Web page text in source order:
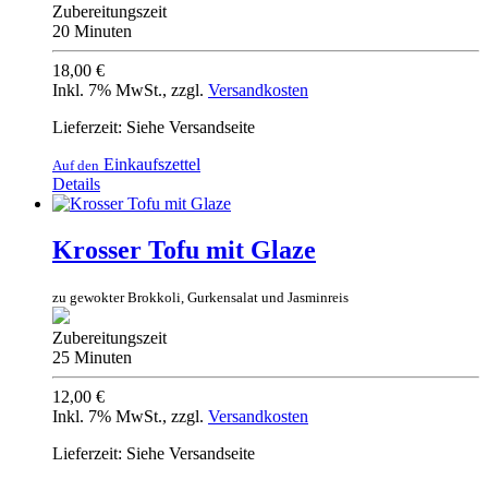
Zubereitungszeit
20 Minuten
18,00 €
Inkl. 7% MwSt., zzgl. Versandkosten
Lieferzeit: Siehe Versandseite
Auf den Einkaufszettel
Details
Krosser Tofu mit Glaze
zu gewokter Brokkoli, Gurkensalat und Jasminreis
Zubereitungszeit
25 Minuten
12,00 €
Inkl. 7% MwSt., zzgl. Versandkosten
Lieferzeit: Siehe Versandseite